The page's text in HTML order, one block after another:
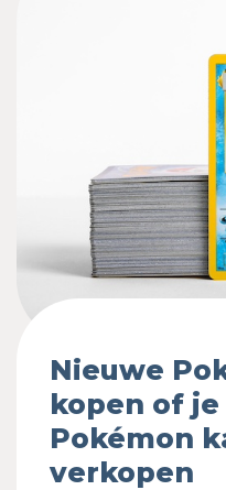
Nieuwe
kopen of je
Pokémon
verkopen